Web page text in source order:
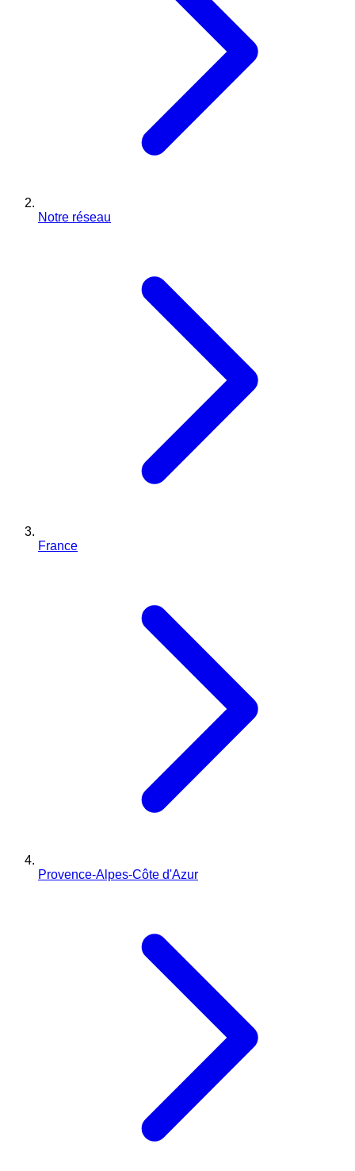
Notre réseau
France
Provence-Alpes-Côte d'Azur